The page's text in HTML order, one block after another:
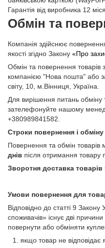
Гарантія від виробника 12
Обмін та
Компанія здійснює
якості згідно Закону «Про
Обмін та повернення товарів
компанією "Нова пошта" або
світу, 10, м.Вінниця, Україна.
Для вирішення питань обміну
зателефонуйте нашому
+380989841582.
Строки повернення і обміну
Повернення та обмін товарів
днів після отримання товару
Зворотня доставка товарів
Умови повернення для
Відповідно до статті 9
споживачів» існує дві
повернути або обміняти
якщо товар не відповідає